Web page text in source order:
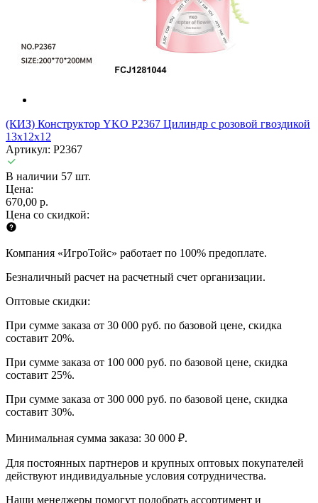
(КИЗ) Конструктор YKO P2367 Цилиндр с розовой гвоздикой
13x12x12
Артикул: P2367
В наличии 57 шт.
Цена:
670,00 р.
Цена со скидкой:
Компания «ИгроТойс» работает по 100% предоплате.
Безналичный расчет на расчетный счет организации.
Оптовые скидки:
При сумме заказа от 30 000 руб. по базовой цене, скидка
составит 20%.
При сумме заказа от 100 000 руб. по базовой цене, скидка
составит 25%.
При сумме заказа от 300 000 руб. по базовой цене, скидка
составит 30%.
Минимальная сумма заказа: 30 000 ₽.
Для постоянных партнеров и крупных оптовых покупателей
действуют индивидуальные условия сотрудничества.
Наши менеджеры помогут подобрать ассортимент и